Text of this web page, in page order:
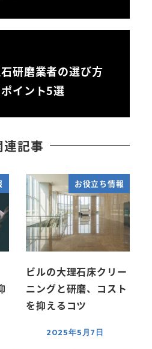
研磨業者の選び方
イント5選
連記事
お役立ち情報
ビルの大理石床クリー
ニングと研磨、コスト
を抑えるコツ
2025年5月7日